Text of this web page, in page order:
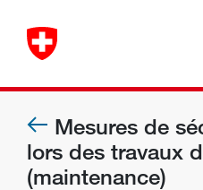
Mesures de
lors des travaux
(maintenance)